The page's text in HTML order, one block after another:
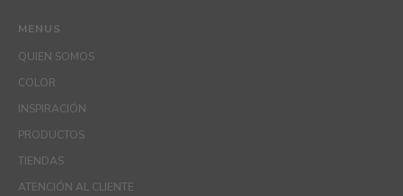
MENUS
QUIEN SOMOS
COLOR
INSPIRACIÓN
PRODUCTOS
TIENDAS
ATENCIÓN AL CLIENTE